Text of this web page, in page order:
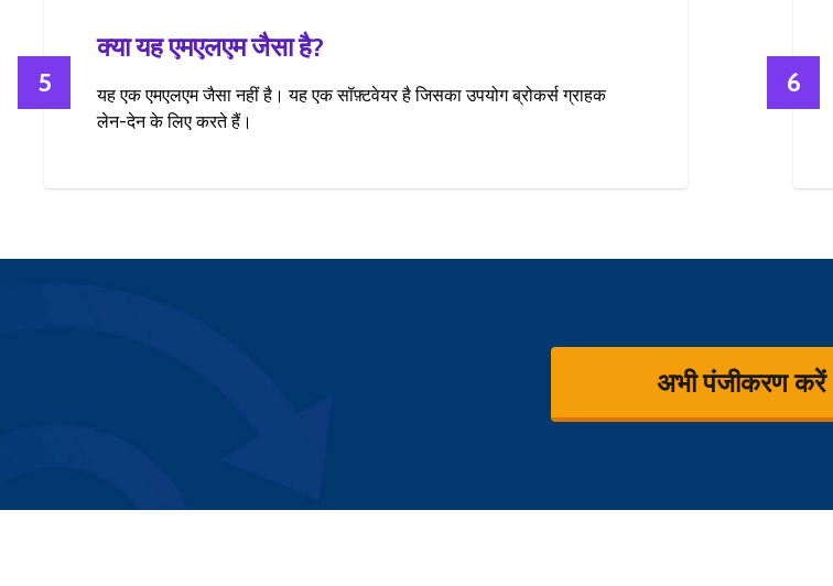
5
क्या यह एमएलएम जैसा है?
यह एक एमएलएम जैसा नहीं है। यह एक सॉफ़्टवेयर है जिसका उपयोग ब्रोकर्स ग्राहक
लेन-देन के लिए करते हैं।
6
अभी पंजीकरण करें